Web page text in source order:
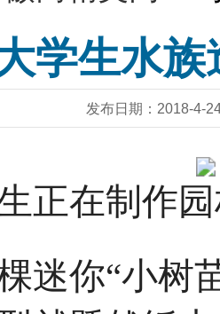
作园林模型
跃然纸上；一片
签；小鱼小虾和
个DIY的水族造
，安徽农业大学